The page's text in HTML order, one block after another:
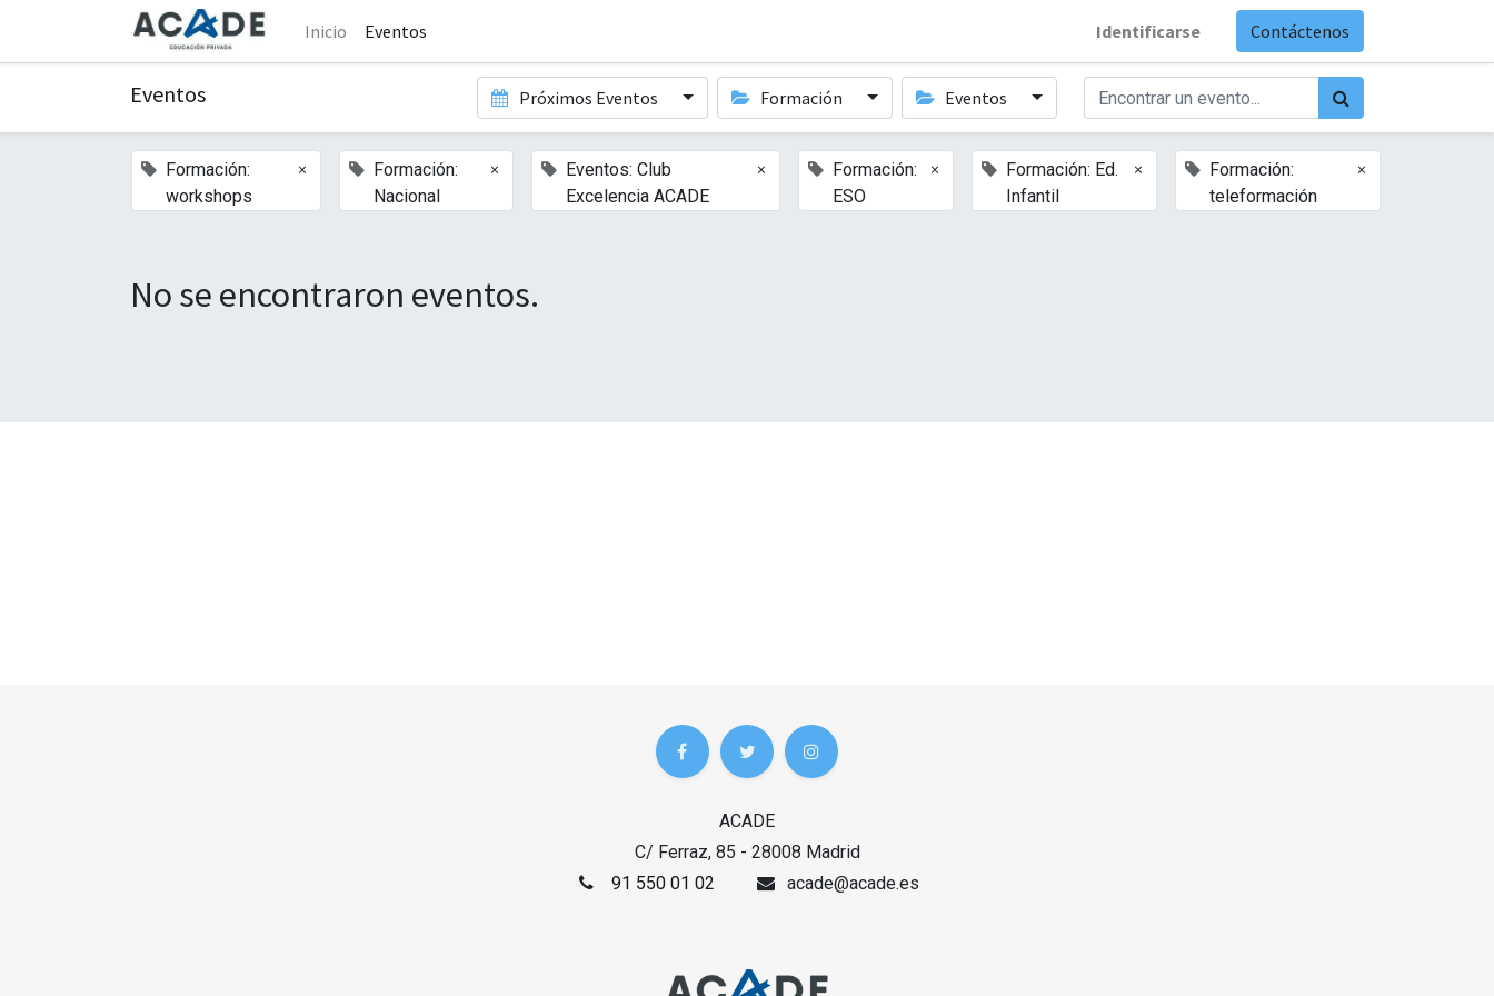
Inicio Eventos Identificarse Contáctenos
Eventos Próximos Eventos Formación Eventos
Formación:
workshops
×
Formación:
Nacional
×
Eventos: Club
Excelencia ACADE
×
Formación:
ESO
×
Formación: Ed.
Infantil
×
Formación:
teleformación
×
No se encontraron eventos.
ACADE
C/ Ferraz, 85 - 28008 Madrid
91 550 01 02
acade@acade.es